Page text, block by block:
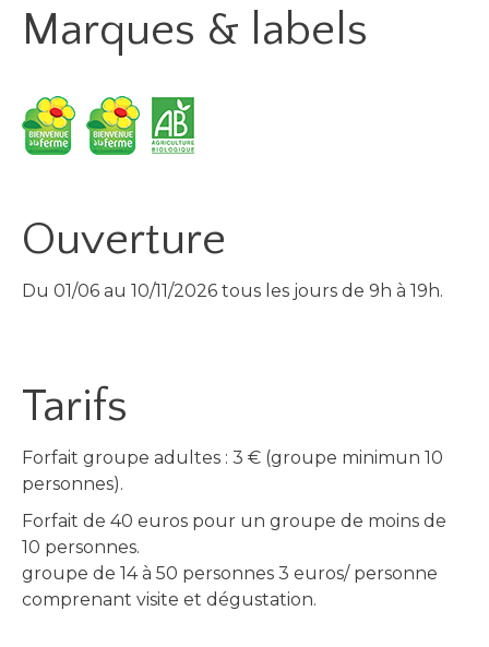
Marques & labels
Ouverture
Du 01/06 au 10/11/2026 tous les jours de 9h à 19h.
Tarifs
Forfait groupe adultes : 3 € (groupe minimun 10
personnes).
Forfait de 40 euros pour un groupe de moins de
10 personnes.
groupe de 14 à 50 personnes 3 euros/ personne
comprenant visite et dégustation.